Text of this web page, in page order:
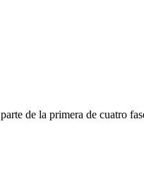
de la primera de cuatro